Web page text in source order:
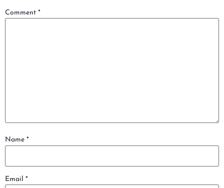
Comment *
Name *
Email *